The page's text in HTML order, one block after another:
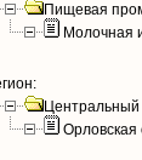
Пищевая
Молочная
Орловская